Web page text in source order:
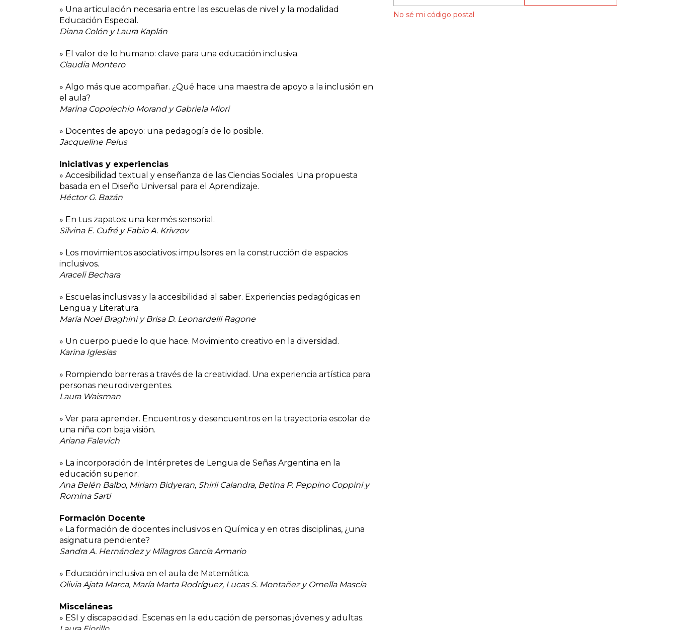
» Una articulación necesaria entre las escuelas de nivel y la modalidad
Educación Especial.
Diana Colón y Laura Kaplán
» El valor de lo humano: clave para una educación inclusiva.
Claudia Montero
» Algo más que acompañar. ¿Qué hace una maestra de apoyo a la inclusión en
el aula?
Marina Copolechio Morand y Gabriela Miori
» Docentes de apoyo: una pedagogía de lo posible.
Jacqueline Pelus
Iniciativas y experiencias
» Accesibilidad textual y enseñanza de las Ciencias Sociales. Una propuesta
basada en el Diseño Universal para el Aprendizaje.
Héctor G. Bazán
» En tus zapatos: una kermés sensorial.
Silvina E. Cufré y Fabio A. Krivzov
» Los movimientos asociativos: impulsores en la construcción de espacios
inclusivos.
Araceli Bechara
» Escuelas inclusivas y la accesibilidad al saber. Experiencias pedagógicas en
Lengua y Literatura.
María Noel Braghini y Brisa D. Leonardelli Ragone
» Un cuerpo puede lo que hace. Movimiento creativo en la diversidad.
Karina Iglesias
» Rompiendo barreras a través de la creatividad. Una experiencia artística para
personas neurodivergentes.
Laura Waisman
» Ver para aprender. Encuentros y desencuentros en la trayectoria escolar de
una niña con baja visión.
Ariana Falevich
» La incorporación de Intérpretes de Lengua de Señas Argentina en la
educación superior.
Ana Belén Balbo, Miriam Bidyeran, Shirli Calandra, Betina P. Peppino Coppini y
Romina Sarti
Formación Docente
» La formación de docentes inclusivos en Química y en otras disciplinas, ¿una
asignatura pendiente?
Sandra A. Hernández y Milagros García Armario
» Educación inclusiva en el aula de Matemática.
Olivia Ajata Marca, María Marta Rodríguez, Lucas S. Montañez y Ornella Mascia
Misceláneas
» ESI y discapacidad. Escenas en la educación de personas jóvenes y adultas.
No sé mi código postal